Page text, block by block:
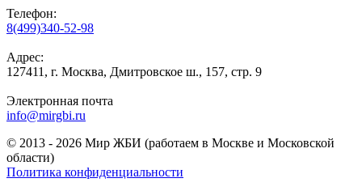
Телефон:
8(499)340-52-98
Адрес:
127411, г. Москва, Дмитровское ш., 157, стр. 9
Электронная почта
info@mirgbi.ru
© 2013 - 2026 Мир ЖБИ (работаем в Москве и Московской
области)
Политика конфиденциальности